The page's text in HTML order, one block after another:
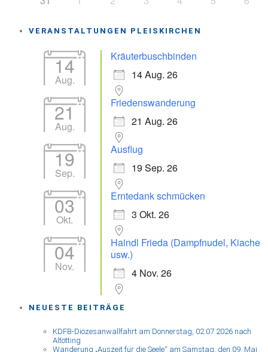
VERANSTALTUNGEN PLEISKIRCHEN
14
Aug.
Kräuterbuschbinden
14 Aug. 26
21
Aug.
Friedenswanderung
21 Aug. 26
19
Sep.
Ausflug
19 Sep. 26
03
Okt.
Erntedank schmücken
3 Okt. 26
04
Nov.
Haindl Frieda (Dampfnudel, Kiache
usw.)
4 Nov. 26
NEUESTE BEITRÄGE
KDFB-Diözesanwallfahrt am Donnerstag, 02.07.2026 nach
Altötting
Wanderung „Auszeit für die Seele“ am Samstag, den 09. Mai